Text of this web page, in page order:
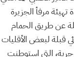
مرفأ الجزيرة
عن طريق الحمام
قبلة لبعض الأقليات
جربة، التي استوطنت